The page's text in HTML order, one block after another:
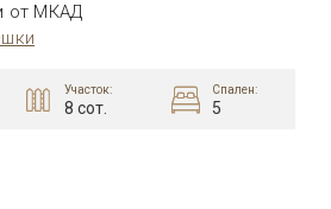
от МКАД
Участок:
8 сот.
Спален:
5